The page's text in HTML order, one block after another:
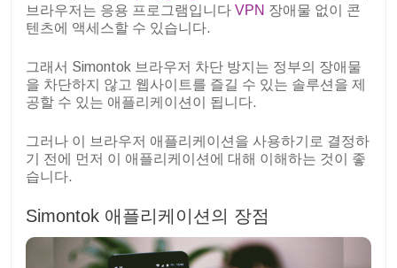
브라우저는 응용 프로그램입니다 VPN 장애물 없이 콘
텐츠에 액세스할 수 있습니다.
그래서 Simontok 브라우저 차단 방지는 정부의 장애물
을 차단하지 않고 웹사이트를 즐길 수 있는 솔루션을 제
공할 수 있는 애플리케이션이 됩니다.
그러나 이 브라우저 애플리케이션을 사용하기로 결정하
기 전에 먼저 이 애플리케이션에 대해 이해하는 것이 좋
습니다.
Simontok 애플리케이션의 장점